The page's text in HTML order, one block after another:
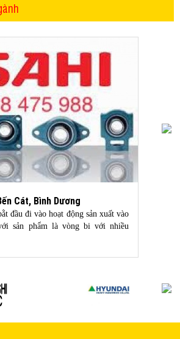
Cát, Bình Dương
đầu đi vào hoạt động sản xuất vào
sản phẩm là vòng bi với nhiều